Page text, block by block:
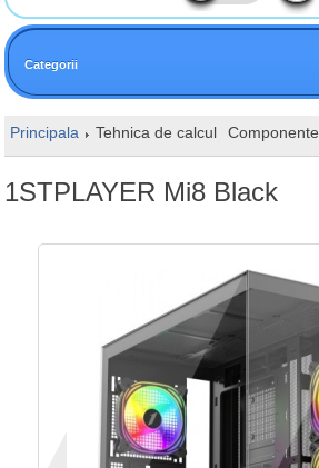
Categorii
Principala Tehnica de calcul Componente
1STPLAYER Mi8 Black